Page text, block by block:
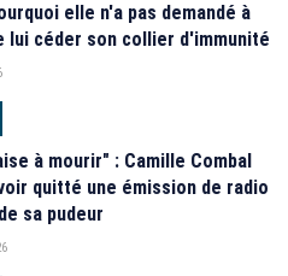
elle n'a pas demandé à
lui céder son collier d'immunité
à mourir" : Camille Combal
quitté une émission de radio
sa pudeur